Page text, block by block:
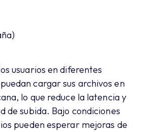
usuarios en diferentes
cargar sus archivos en
lo que reduce la latencia y
de subida. Bajo condiciones
pueden esperar mejoras de